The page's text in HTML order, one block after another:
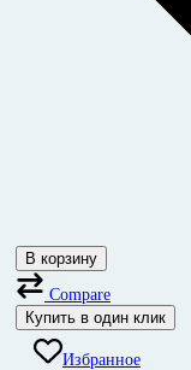
В корзину
Compare
Купить в один клик
Избранное